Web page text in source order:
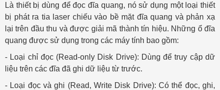
Là thiết bị dùng để đọc đĩa quang, nó sử dụng một loại thiết
bị phát ra tia laser chiếu vào bề mặt đĩa quang và phản xạ
lại trên đầu thu và được giải mã thành tín hiệu. Những ổ đĩa
quang được sử dụng trong các máy tính bao gồm:
- Loại chỉ đọc (Read-only Disk Drive): Dùng để truy cập dữ
liệu trên các đĩa đã ghi dữ liệu từ trước.
- Loại đọc và ghi (Read, Write Disk Drive): Có thể đọc, ghi,